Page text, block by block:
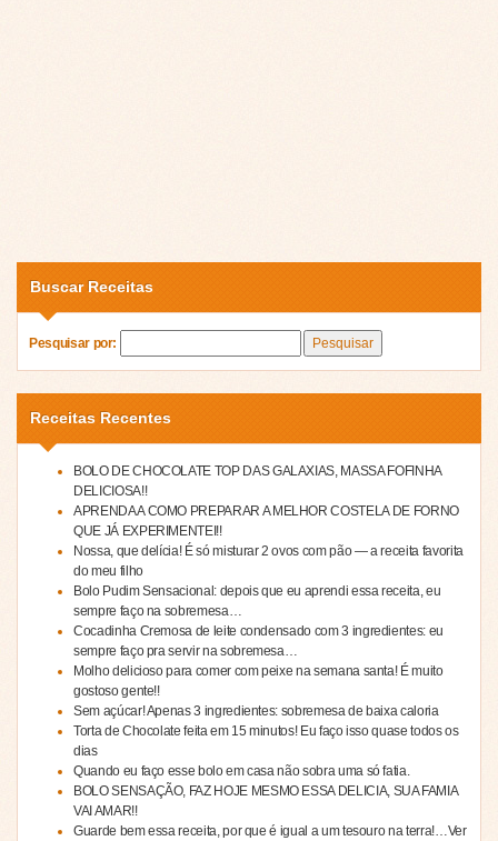
Buscar Receitas
Pesquisar por:
Receitas Recentes
BOLO DE CHOCOLATE TOP DAS GALAXIAS, MASSA FOFINHA
DELICIOSA!!
APRENDA A COMO PREPARAR A MELHOR COSTELA DE FORNO
QUE JÁ EXPERIMENTEI!!
Nossa, que delícia! É só misturar 2 ovos com pão — a receita favorita
do meu filho
Bolo Pudim Sensacional: depois que eu aprendi essa receita, eu
sempre faço na sobremesa…
Cocadinha Cremosa de leite condensado com 3 ingredientes: eu
sempre faço pra servir na sobremesa…
Molho delicioso para comer com peixe na semana santa! É muito
gostoso gente!!
Sem açúcar! Apenas 3 ingredientes: sobremesa de baixa caloria
Torta de Chocolate feita em 15 minutos! Eu faço isso quase todos os
dias
Quando eu faço esse bolo em casa não sobra uma só fatia.
BOLO SENSAÇÃO, FAZ HOJE MESMO ESSA DELICIA, SUA FAMIA
VAI AMAR!!
Guarde bem essa receita, por que é igual a um tesouro na terra!…Ver